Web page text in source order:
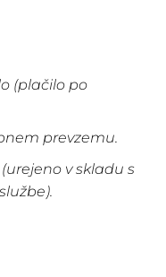
(plačilo po
prevzemu.
v skladu s